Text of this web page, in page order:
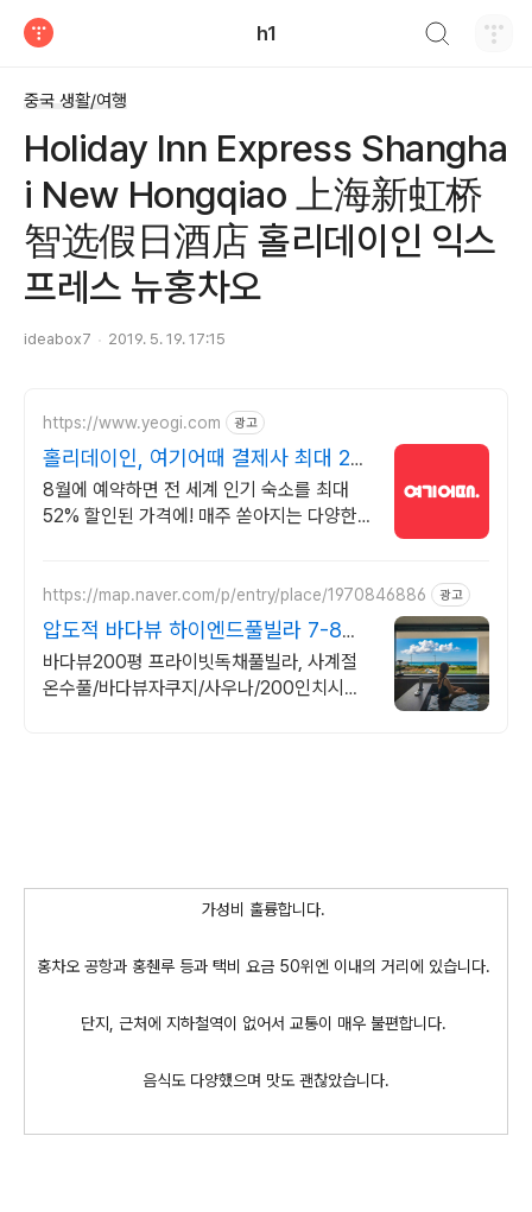
h1
중국 생활/여행
Holiday Inn Express Shangha
i New Hongqiao 上海新虹桥
智选假日酒店 홀리데이인 익스
프레스 뉴홍차오
ideabox7 2019. 5. 19. 17:15
https://www.yeogi.com 광고
홀리데이인, 여기어때 결제사 최대 2만
원 추가할인
8월에 예약하면 전 세계 인기 숙소를 최대
52% 할인된 가격에! 매주 쏟아지는 다양한
https://map.naver.com/p/entry/place/1970846886 광고
압도적 바다뷰 하이엔드풀빌라 7-8월
한정 수영장 포함
바다뷰200평 프라이빗독채풀빌라, 사계절
온수풀/바다뷰자쿠지/사우나/200인치시네
가성비 훌륭합니다.
홍차오 공항과 홍췐루 등과 택비 요금 50위엔 이내의 거리에 있습니다.
단지, 근처에 지하철역이 없어서 교통이 매우 불편합니다.
음식도 다양했으며 맛도 괜찮았습니다.